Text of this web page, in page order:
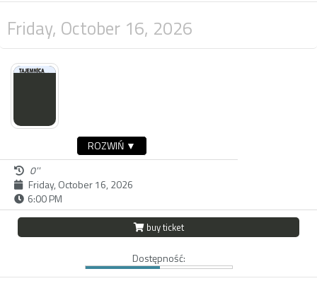
Friday, October 16, 2026
ROZWIŃ ▼
0''
Friday, October 16, 2026
6:00 PM
buy ticket
Dostępność: